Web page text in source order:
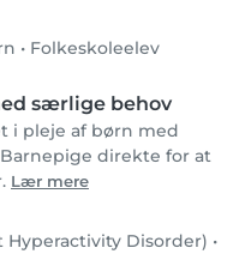
• Folkeskoleelev
særlige behov
i pleje af børn med
direkte for at
Lær mere
Disorder) •